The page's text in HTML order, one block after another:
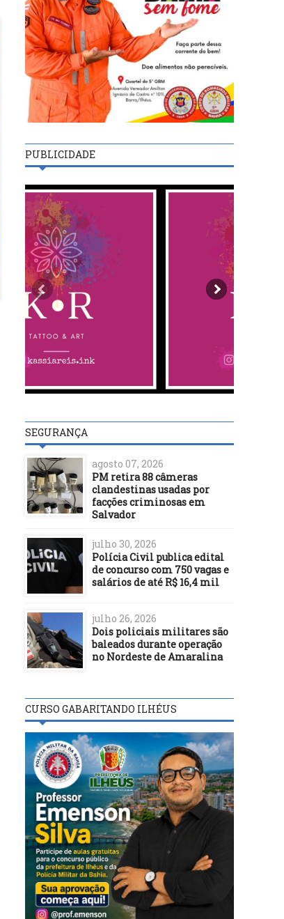
PUBLICIDADE
SEGURANÇA
agosto 07, 2026
PM retira 88 câmeras
clandestinas usadas por
facções criminosas em
Salvador
julho 30, 2026
Polícia Civil publica edital
de concurso com 750 vagas e
salários de até R$ 16,4 mil
julho 26, 2026
Dois policiais militares são
baleados durante operação
no Nordeste de Amaralina
CURSO GABARITANDO ILHÉUS